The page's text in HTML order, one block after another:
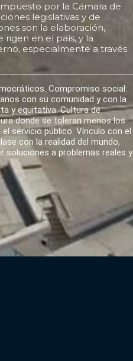
por la Cámara de
legislativas y de
son la elaboración,
rigen en el país, y la
especialmente a través
Compromiso social:
con su comunidad y con la
y equitativa. Cultura de
donde se toleran menos los
servicio público. Vínculo con el
con la realidad del mundo,
soluciones a problemas reales y